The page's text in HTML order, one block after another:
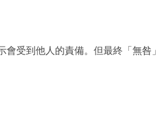
受到他人的責備。但最終「無